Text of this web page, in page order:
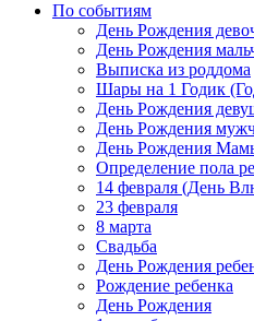
По событиям
День Рождения
День Рождения
Выписка из роддома
Шары на 1 Годик
День Рождения
День Рождения
День Рождения
Определение пола
14 февраля (День
23 февраля
8 марта
Свадьба
День Рождения
Рождение ребенка
День Рождения